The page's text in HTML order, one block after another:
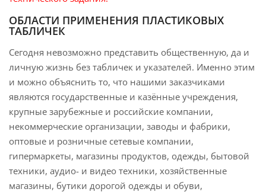
ОБЛАСТИ ПРИМЕНЕНИЯ ПЛАСТИКОВЫХ
ТАБЛИЧЕК
Сегодня невозможно представить общественную, да и
личную жизнь без табличек и указателей. Именно этим
и можно объяснить то, что нашими заказчиками
являются государственные и казённые учреждения,
крупные зарубежные и российские компании,
некоммерческие организации, заводы и фабрики,
оптовые и розничные сетевые компании,
гипермаркеты, магазины продуктов, одежды, бытовой
техники, аудио- и видео техники, хозяйственные
магазины, бутики дорогой одежды и обуви,